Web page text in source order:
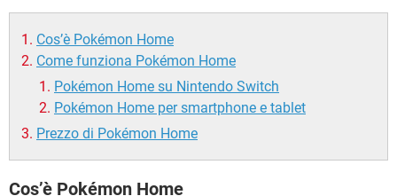
Cos’è Pokémon Home
Come funziona Pokémon Home
Pokémon Home su Nintendo Switch
Pokémon Home per smartphone e tablet
Prezzo di Pokémon Home
Cos’è Pokémon Home